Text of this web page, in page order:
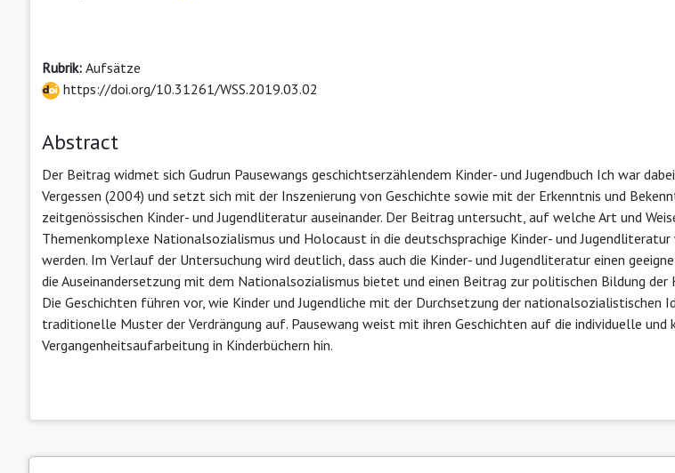
Rubrik: Aufsätze
https://doi.org/10.31261/WSS.2019.03.02
Abstract
Der Beitrag widmet sich Gudrun Pausewangs geschichtserzählendem Kinder- und Jugendbuch Ich war
Vergessen (2004) und setzt sich mit der Inszenierung von Geschichte sowie mit der Erkenntnis und
zeitgenössischen Kinder- und Jugendliteratur auseinander. Der Beitrag untersucht, auf welche Art und
Themenkomplexe Nationalsozialismus und Holocaust in die deutschsprachige Kinder- und
werden. Im Verlauf der Untersuchung wird deutlich, dass auch die Kinder- und Jugendliteratur einen
die Auseinandersetzung mit dem Nationalsozialismus bietet und einen Beitrag zur politischen Bildung der
Die Geschichten führen vor, wie Kinder und Jugendliche mit der Durchsetzung der nationalsozialistischen
traditionelle Muster der Verdrängung auf. Pausewang weist mit ihren Geschichten auf die individuelle
Vergangenheitsaufarbeitung in Kinderbüchern hin.